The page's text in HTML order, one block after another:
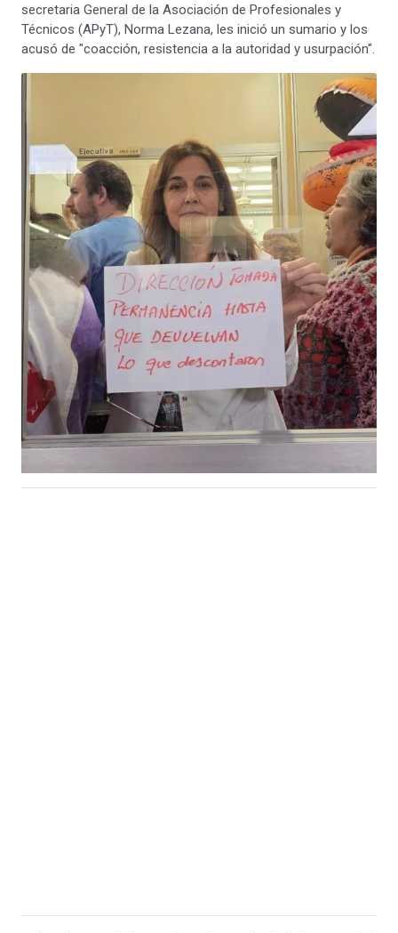
secretaria General de la Asociación de Profesionales y
Técnicos (APyT), Norma Lezana, les inició un sumario y los
acusó de "coacción, resistencia a la autoridad y usurpación".